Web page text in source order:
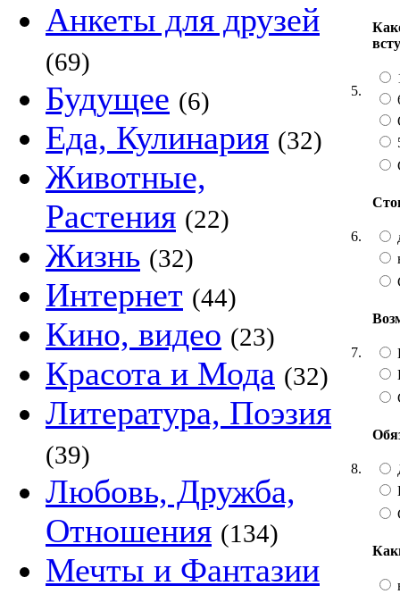
Анкеты для друзей
(69)
Будущее (6)
Еда, Кулинария (32)
Животные,
Растения (22)
Жизнь (32)
Интернет (44)
Кино, видео (23)
Красота и Мода (32)
Литература, Поэзия
(39)
Любовь, Дружба,
Отношения (134)
Мечты и Фантазии
5.
6.
7.
8.